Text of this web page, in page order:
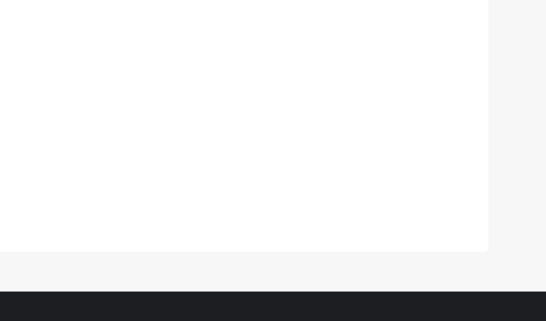
校考，详见我校公布的《四川文化艺术学院2022年艺术类（本
，凡报考我校校考各专业（方向）的考生，如所报专业（方向）
市、自治区）统考，其统考结果对参加我校的校考成绩和录取有
施，具体要求请考生咨询所在省（直辖市、自治区）招生主管部
学费和住宿费标准严格按照省教育厅、省发展改革委、省市场监
专升本”统一考试，学院将择优录取参加专升本考试的学生到相应